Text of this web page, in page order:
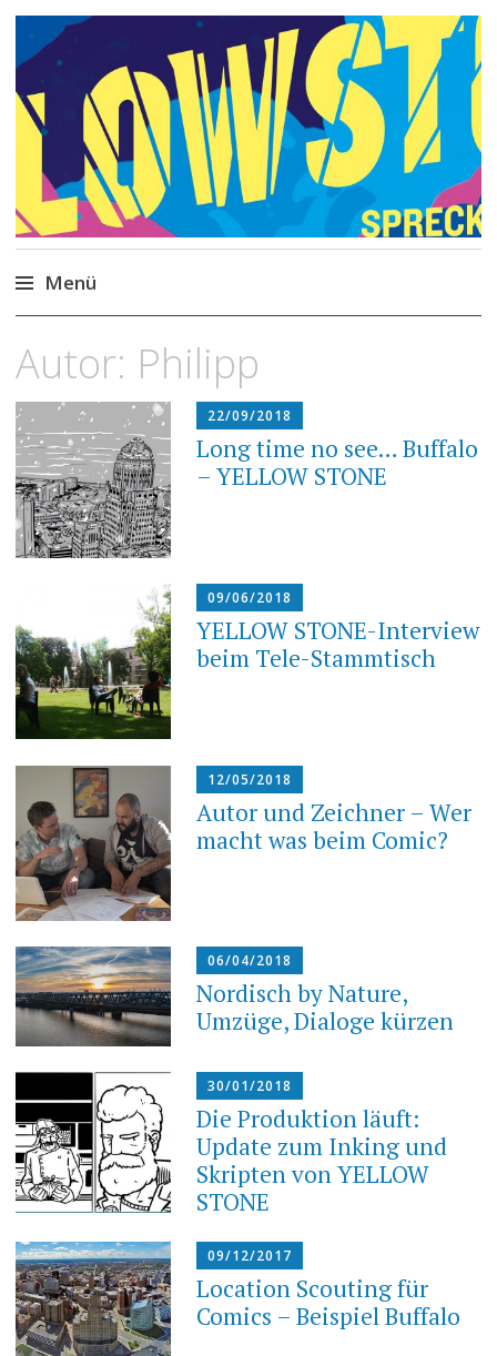
Philipp Spreckels
Stories, Skripte, Comics
Menü
Inhalt
Autor: Philipp
22/09/2018
Long time no see… Buffalo
– YELLOW STONE
09/06/2018
YELLOW STONE-Interview
beim Tele-Stammtisch
12/05/2018
Autor und Zeichner – Wer
macht was beim Comic?
06/04/2018
Nordisch by Nature,
Umzüge, Dialoge kürzen
30/01/2018
Die Produktion läuft:
Update zum Inking und
Skripten von YELLOW
STONE
09/12/2017
Location Scouting für
Comics – Beispiel Buffalo